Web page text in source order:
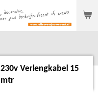
230v Verlengkabel 15
mtr